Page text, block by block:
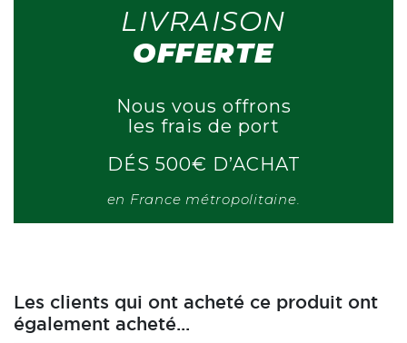
LIVRAISON
OFFERTE
Nous vous offrons
les frais de port
DÉS 500€ D’ACHAT
en France métropolitaine.
Les clients qui ont acheté ce produit ont
également acheté...